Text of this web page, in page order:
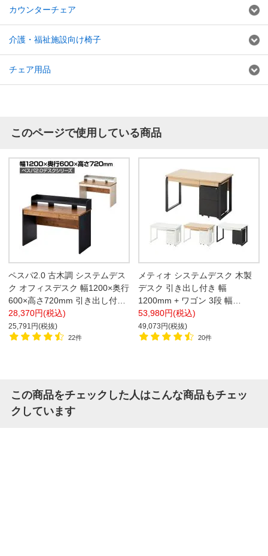
カウンターチェア
介護・福祉施設向け椅子
チェア用品
このページで使用している商品
ペスパ2.0 古木調 システムデス
ク オフィスデスク 幅1200×奥行
600×高さ720mm 引き出し付き
+ 机上ラック ロータイプ
28,370円(税込)
25,791円(税抜)
22件
メティオ システムデスク 木製
デスク 引き出し付き 幅
1200mm + ワゴン 3段 幅
400mm セット【ホワイト×ホワ
イト ホワイト×ブラック販売終
了】
53,980円(税込)
49,073円(税抜)
20件
この商品をチェックした人はこんな商品もチェッ
クしています